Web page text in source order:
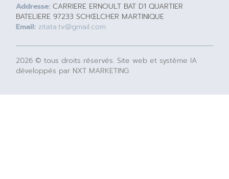
Addresse: CARRIERE ERNOULT BAT D1 QUARTIER
BATELIERE 97233 SCHŒLCHER MARTINIQUE
Email: zitata.tv@gmail.com
2026 © tous droits réservés. Site web et système IA
développés par NXT MARKETING